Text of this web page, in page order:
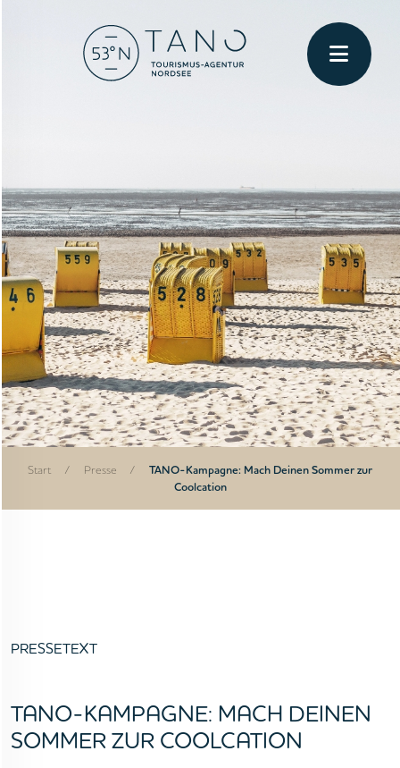
Start / Presse /
TANO-Kampagne: Mach Deinen Sommer zur
Coolcation
PRESSETEXT
TANO-KAMPAGNE: MACH DEINEN
SOMMER ZUR COOLCATION